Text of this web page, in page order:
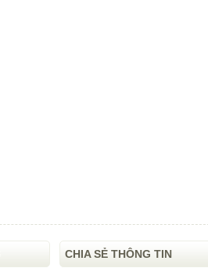
CHIA SẺ THÔNG TIN